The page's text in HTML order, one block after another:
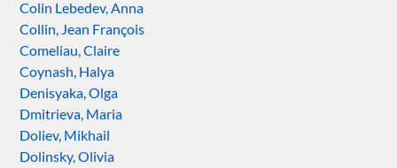
Colin Lebedev, Anna
Collin, Jean François
Comeliau, Claire
Coynash, Halya
Denisyaka, Olga
Dmitrieva, Maria
Doliev, Mikhail
Dolinsky, Olivia